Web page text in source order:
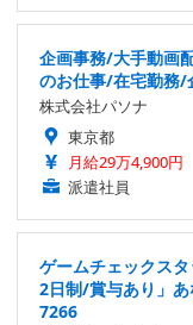
企画事務/大手動画
のお仕事/在宅勤務/
株式会社パソナ
東京都
月給29万4,900円
派遣社員
ゲームチェックス
2日制/賞与あり」
7266